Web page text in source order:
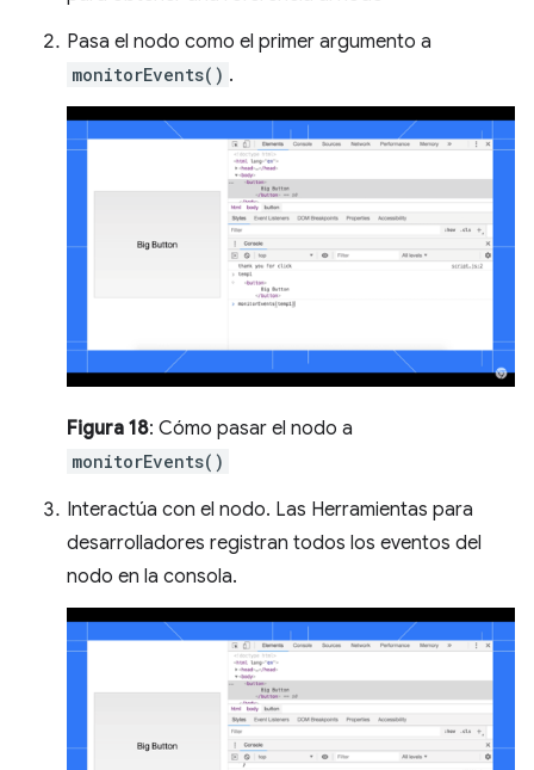
Pasa el nodo como el primer argumento a
monitorEvents() .
Figura 18: Cómo pasar el nodo a
monitorEvents()
Interactúa con el nodo. Las Herramientas para
desarrolladores registran todos los eventos del
nodo en la consola.